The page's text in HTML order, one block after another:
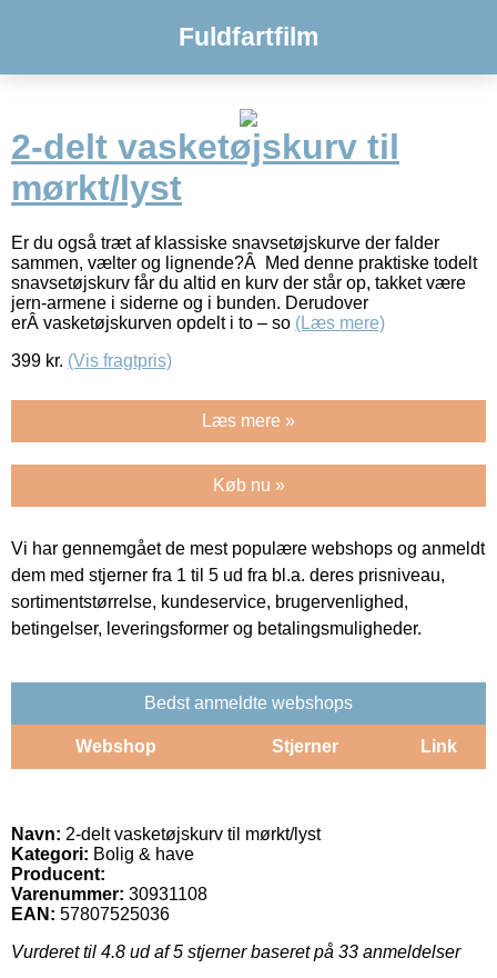
Fuldfartfilm
2-delt vasketøjskurv til
mørkt/lyst
Er du også træt af klassiske snavsetøjskurve der falder
sammen, vælter og lignende?Â Med denne praktiske todelt
snavsetøjskurv får du altid en kurv der står op, takket være
jern-armene i siderne og i bunden. Derudover
erÂ vasketøjskurven opdelt i to – so (Læs mere)
399 kr. (Vis fragtpris)
Læs mere »
Køb nu »
Vi har gennemgået de mest populære webshops og anmeldt
dem med stjerner fra 1 til 5 ud fra bl.a. deres prisniveau,
sortimentstørrelse, kundeservice, brugervenlighed,
betingelser, leveringsformer og betalingsmuligheder.
Bedst anmeldte webshops
Webshop Stjerner Link
Navn: 2-delt vasketøjskurv til mørkt/lyst
Kategori: Bolig & have
Producent:
Varenummer: 30931108
EAN: 57807525036
Vurderet til 4.8 ud af 5 stjerner baseret på 33 anmeldelser